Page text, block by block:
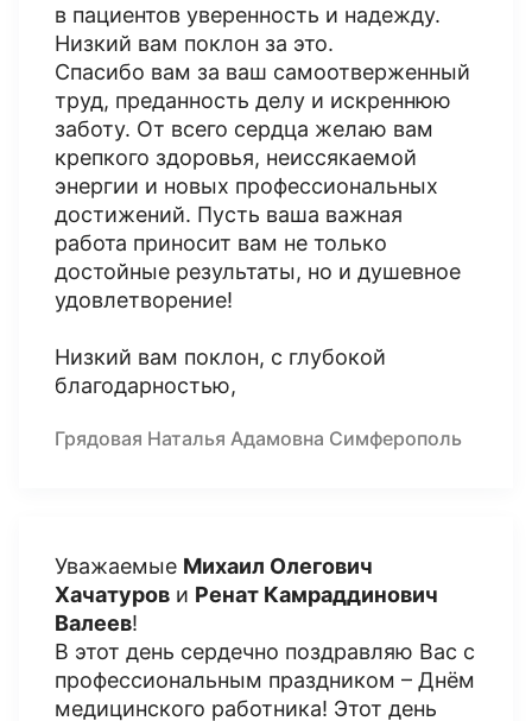
в пациентов уверенность и надежду.
Низкий вам поклон за это.
Спасибо вам за ваш самоотверженный
труд, преданность делу и искреннюю
заботу. От всего сердца желаю вам
крепкого здоровья, неиссякаемой
энергии и новых профессиональных
достижений. Пусть ваша важная
работа приносит вам не только
достойные результаты, но и душевное
удовлетворение!
Низкий вам поклон, с глубокой
благодарностью,
Грядовая Наталья Адамовна Симферополь
Уважаемые Михаил Олегович
Хачатуров и Ренат Камраддинович
Валеев!
В этот день сердечно поздравляю Вас с
профессиональным праздником – Днём
медицинского работника! Этот день